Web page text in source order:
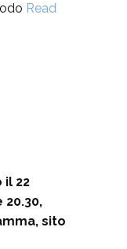
Read
il 22
20.30,
sito